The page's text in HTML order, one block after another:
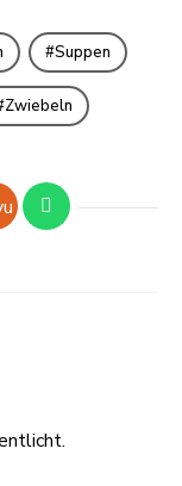
Suppen
Zwiebeln